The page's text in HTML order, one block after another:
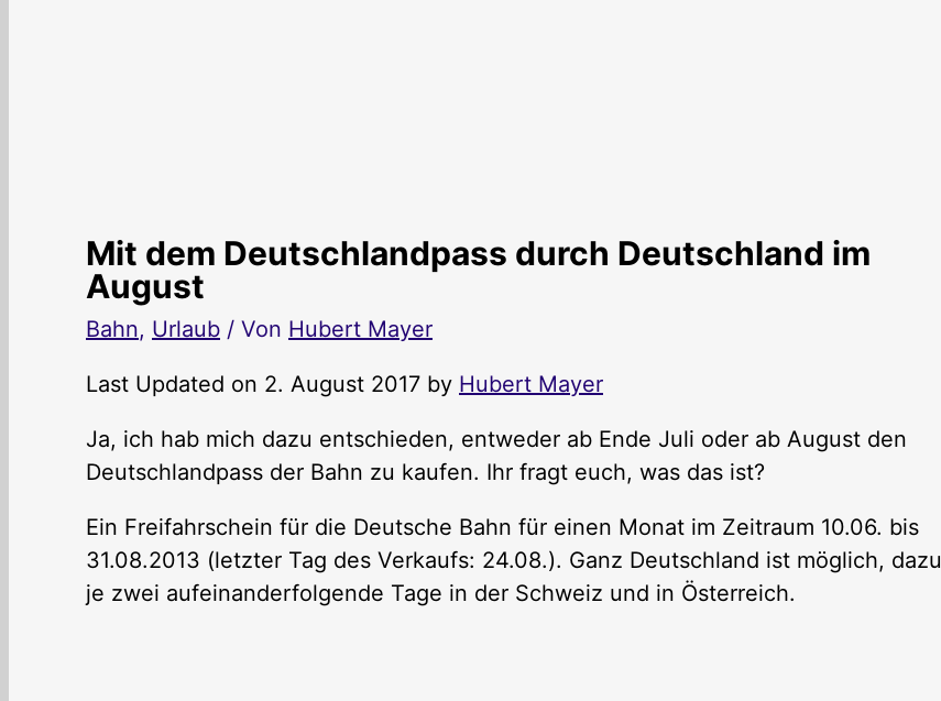
Mit dem Deutschlandpass durch Deutschland im
August
Bahn, Urlaub / Von Hubert Mayer
Last Updated on 2. August 2017 by Hubert Mayer
Ja, ich hab mich dazu entschieden, entweder ab Ende Juli oder ab August den
Deutschlandpass der Bahn zu kaufen. Ihr fragt euch, was das ist?
Ein Freifahrschein für die Deutsche Bahn für einen Monat im Zeitraum 10.06. bis
31.08.2013 (letzter Tag des Verkaufs: 24.08.). Ganz Deutschland ist möglich, dazu
je zwei aufeinanderfolgende Tage in der Schweiz und in Österreich.